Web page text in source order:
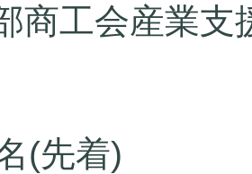
商工会産業
(先着)